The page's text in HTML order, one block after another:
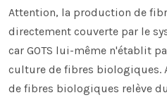
Attention, la production de
directement couverte par le
car GOTS lui-même n'établit
culture de fibres biologiques.
de fibres biologiques relève